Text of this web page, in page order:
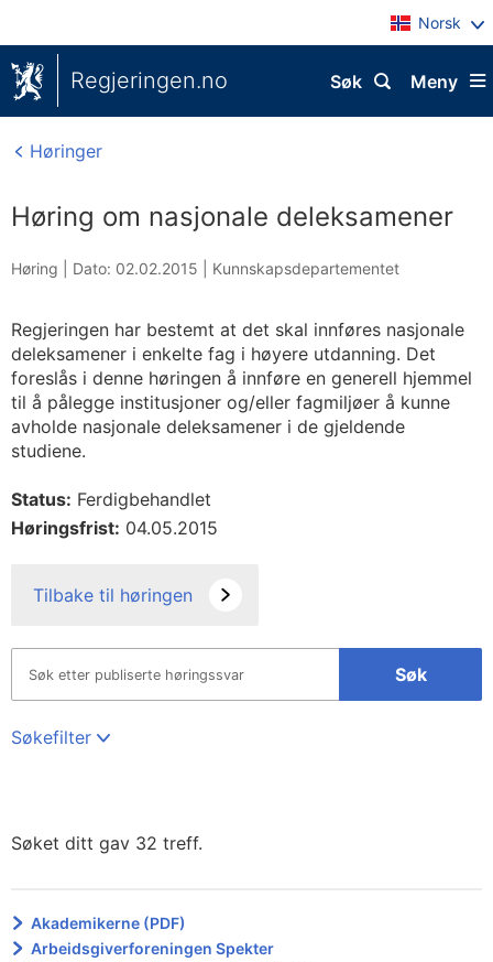
Norsk
Regjeringen.no Meny
Søk
Høringer
Høring om nasjonale deleksamener
Høring | Dato: 02.02.2015 Kunnskapsdepartementet
Regjeringen har bestemt at det skal innføres nasjonale
deleksamener i enkelte fag i høyere utdanning. Det
foreslås i denne høringen å innføre en generell hjemmel
til å pålegge institusjoner og/eller fagmiljøer å kunne
avholde nasjonale deleksamener i de gjeldende
studiene.
Status: Ferdigbehandlet
Høringsfrist: 04.05.2015
Tilbake til høringen
Søk
Søkefilter
Søket ditt gav 32 treff.
Akademikerne (PDF)
Arbeidsgiverforeningen Spekter